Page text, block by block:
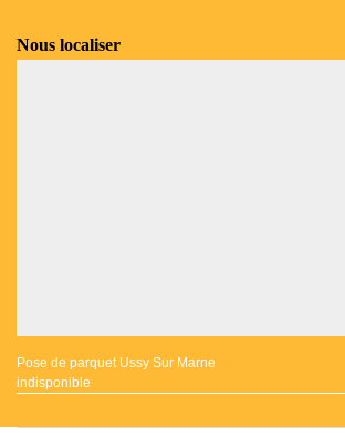
Nous localiser
Pose de parquet Ussy Sur Marne
indisponible